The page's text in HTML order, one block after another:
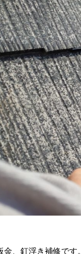
金、釘浮き補修です。